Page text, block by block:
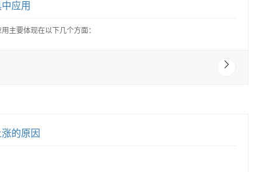
应用
主要体现在以下几个方面：
的原因